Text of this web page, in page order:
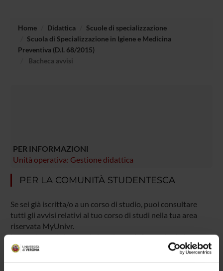
Home Didattica
Scuole di specializzazione
Scuola di Specializzazione in Igiene e Medicina
Preventiva (D.I. 68/2015)
Bacheca avvisi
PER INFORMAZIONI
Unità operativa: Gestione didattica
PER LA COMUNITÀ STUDENTESCA
Se sei già iscritta/o a un corso di studio, puoi consultare
tutti gli avvisi relativi al tuo corso di studi nella tua area
riservata MyUnivr.
In questo portale potrai visualizzare informazioni, risorse e
servizi utili che riguardano la tua carriera universitaria